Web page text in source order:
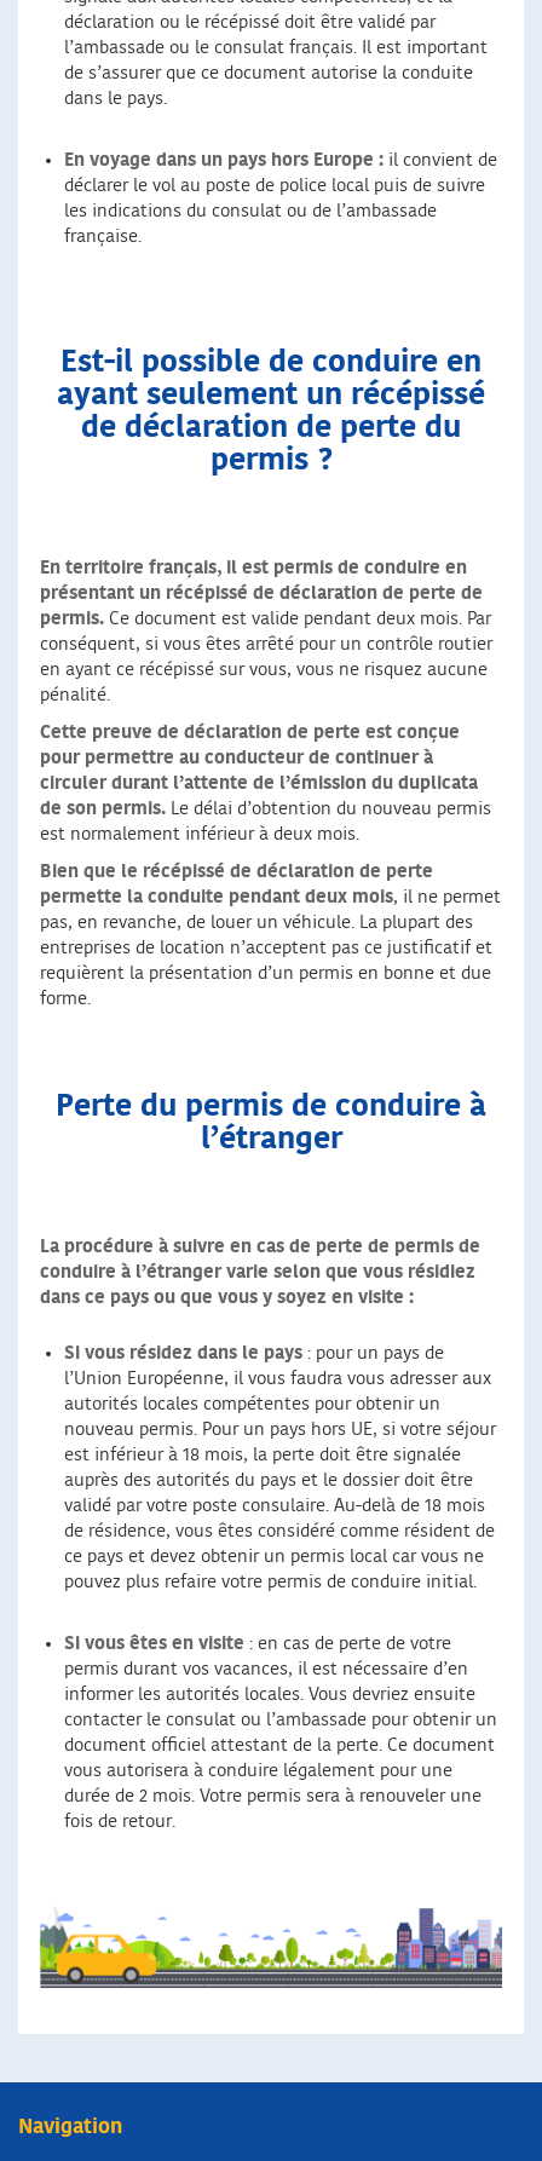
déclaration ou le récépissé doit être validé par
l’ambassade ou le consulat français. Il est important
de s’assurer que ce document autorise la conduite
dans le pays.
En voyage dans un pays hors Europe : il convient de
déclarer le vol au poste de police local puis de suivre
les indications du consulat ou de l’ambassade
française.
Est-il possible de conduire en
ayant seulement un récépissé
de déclaration de perte du
permis ?
En territoire français, il est permis de conduire en
présentant un récépissé de déclaration de perte de
permis. Ce document est valide pendant deux mois. Par
conséquent, si vous êtes arrêté pour un contrôle routier
en ayant ce récépissé sur vous, vous ne risquez aucune
pénalité.
Cette preuve de déclaration de perte est conçue
pour permettre au conducteur de continuer à
circuler durant l’attente de l’émission du duplicata
de son permis. Le délai d’obtention du nouveau permis
est normalement inférieur à deux mois.
Bien que le récépissé de déclaration de perte
permette la conduite pendant deux mois, il ne permet
pas, en revanche, de louer un véhicule. La plupart des
entreprises de location n’acceptent pas ce justificatif et
requièrent la présentation d’un permis en bonne et due
forme.
Perte du permis de conduire à
l’étranger
La procédure à suivre en cas de perte de permis de
conduire à l’étranger varie selon que vous résidiez
dans ce pays ou que vous y soyez en visite :
Si vous résidez dans le pays : pour un pays de
l’Union Européenne, il vous faudra vous adresser aux
autorités locales compétentes pour obtenir un
nouveau permis. Pour un pays hors UE, si votre séjour
est inférieur à 18 mois, la perte doit être signalée
auprès des autorités du pays et le dossier doit être
validé par votre poste consulaire. Au-delà de 18 mois
de résidence, vous êtes considéré comme résident de
ce pays et devez obtenir un permis local car vous ne
pouvez plus refaire votre permis de conduire initial.
Si vous êtes en visite : en cas de perte de votre
permis durant vos vacances, il est nécessaire d’en
informer les autorités locales. Vous devriez ensuite
contacter le consulat ou l’ambassade pour obtenir un
document officiel attestant de la perte. Ce document
vous autorisera à conduire légalement pour une
durée de 2 mois. Votre permis sera à renouveler une
fois de retour.
Navigation